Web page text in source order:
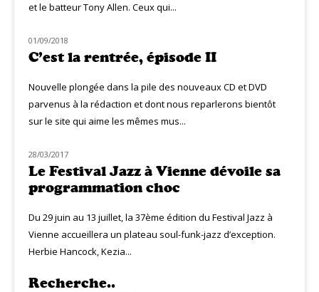
et le batteur Tony Allen. Ceux qui...
MUZIQ NEWS
01/09/2018
C’est la rentrée, épisode II
Nouvelle plongée dans la pile des nouveaux CD et DVD
parvenus à la rédaction et dont nous reparlerons bientôt
sur le site qui aime les mêmes mus...
MUZIQ NEWS
28/03/2017
Le Festival Jazz à Vienne dévoile sa
programmation choc
Du 29 juin au 13 juillet, la 37ème édition du Festival Jazz à
Vienne accueillera un plateau soul-funk-jazz d’exception.
Herbie Hancock, Kezia...
Recherche..